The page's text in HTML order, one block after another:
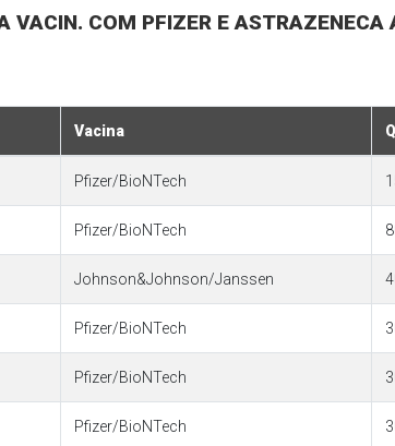
VACIN. COM PFIZER E
Vacina
Pfizer/BioNTech
Pfizer/BioNTech
Johnson&Johnson/Janssen
Pfizer/BioNTech
Pfizer/BioNTech
Pfizer/BioNTech